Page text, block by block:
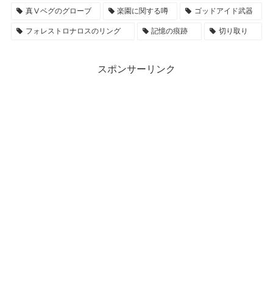
真Ⅴベグのグローブ 楽園に関する噂 ゴッドアイド武器
フォレストロナロスのリング 記憶の痕跡 切り取り
スポンサーリンク